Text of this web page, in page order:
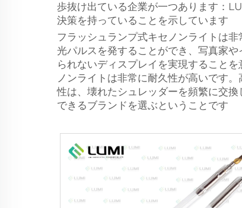
歩抜け出ている企業が一つあります：
決策を持っていることを示しています
フラッシュランプ式キセノンライトは
光パルスを発することができ、写真家
られないディスプレイを実現すること
ノンライトは非常に耐久性が高いです
性は、壊れたシュレッダーを頻繁に交
できるブランドを選ぶということです